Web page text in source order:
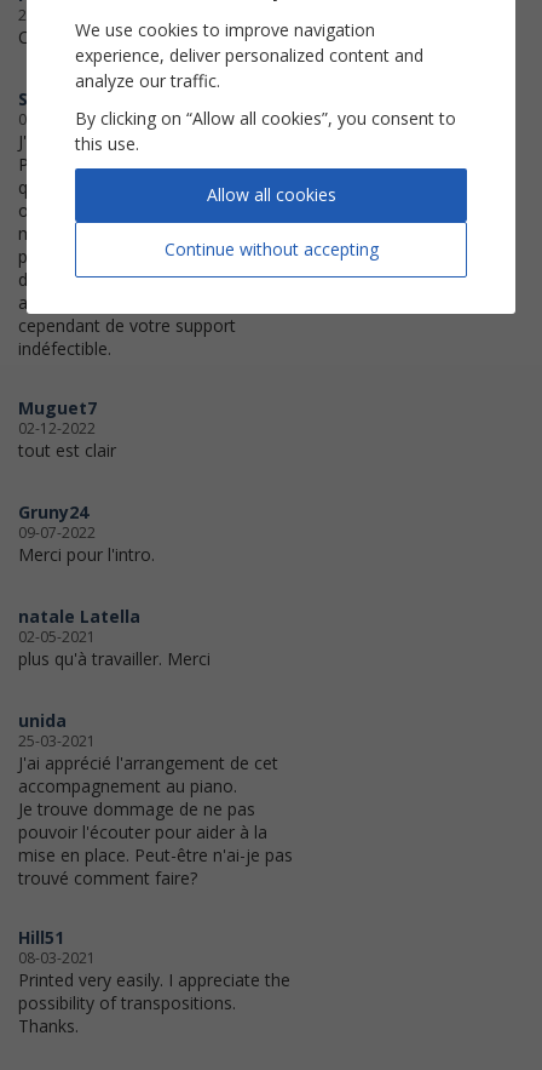
28-05-2023
C'est bon. Merci.
Sylvie
07-04-2023
J'ai fini par imprimer à partir du
PDF. Par contre je remarque que
quand l'aperçu n'est pas conforme
on me déduit une impression
même si j'annule l'opération, c'est
pourquoi je vous reviens plutôt que
d'essayer de récupérer ma partition
autrement. Je vous remercie
cependant de votre support
indéfectible.
Muguet7
02-12-2022
tout est clair
Gruny24
09-07-2022
Merci pour l'intro.
natale Latella
02-05-2021
plus qu'à travailler. Merci
unida
25-03-2021
J'ai apprécié l'arrangement de cet
accompagnement au piano.
Je trouve dommage de ne pas
pouvoir l'écouter pour aider à la
mise en place. Peut-être n'ai-je pas
trouvé comment faire?
Hill51
08-03-2021
Printed very easily. I appreciate the
possibility of transpositions.
Thanks.
We use cookies to improve navigation
experience, deliver personalized content and
analyze our traffic.
By clicking on “Allow all cookies”, you consent to
this use.
Continue without accepting
Allow all cookies